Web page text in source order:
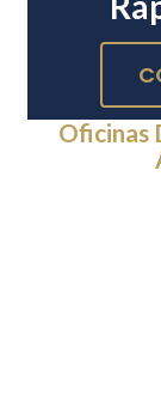
Oficinas